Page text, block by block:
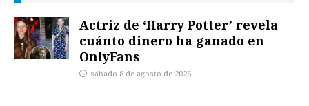
Actriz de ‘Harry Potter’ revela
cuánto dinero ha ganado en
OnlyFans
sábado 8 de agosto de 2026